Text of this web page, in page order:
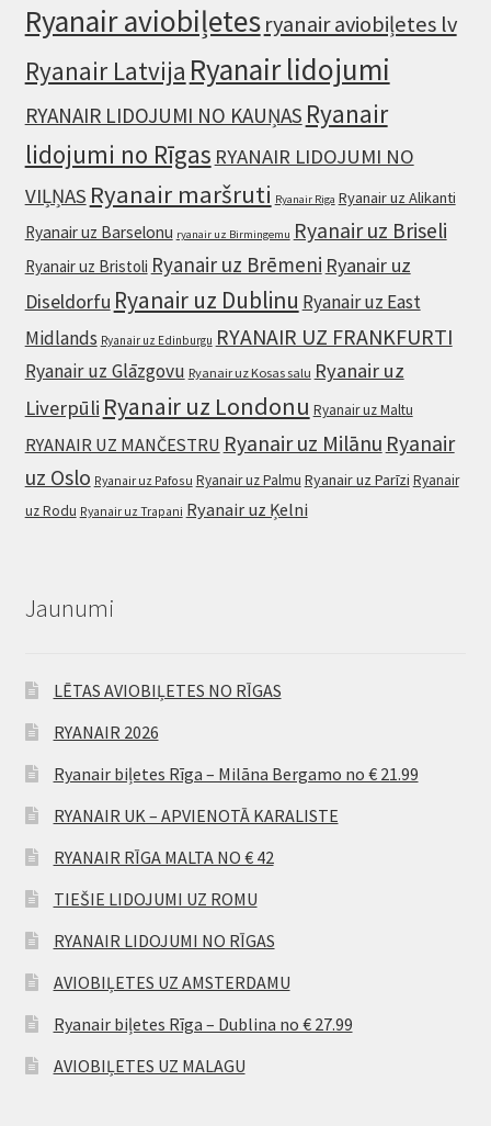
Ryanair aviobiļetes ryanair aviobiļetes lv
Ryanair Latvija Ryanair lidojumi
RYANAIR LIDOJUMI NO KAUŅAS Ryanair
lidojumi no Rīgas RYANAIR LIDOJUMI NO
VIĻŅAS Ryanair maršruti Ryanair Riga Ryanair uz Alikanti
Ryanair uz Barselonu ryanair uz Birmingemu Ryanair uz Briseli
Ryanair uz Bristoli Ryanair uz Brēmeni Ryanair uz
Diseldorfu Ryanair uz Dublinu Ryanair uz East
Midlands Ryanair uz Edinburgu RYANAIR UZ FRANKFURTI
Ryanair uz Glāzgovu Ryanair uz Kosas salu Ryanair uz
Liverpūli Ryanair uz Londonu Ryanair uz Maltu
RYANAIR UZ MANČESTRU Ryanair uz Milānu Ryanair
uz Oslo Ryanair uz Pafosu Ryanair uz Palmu Ryanair uz Parīzi Ryanair
uz Rodu Ryanair uz Trapani Ryanair uz Ķelni
Jaunumi
LĒTAS AVIOBIĻETES NO RĪGAS
RYANAIR 2026
Ryanair biļetes Rīga – Milāna Bergamo no € 21.99
RYANAIR UK – APVIENOTĀ KARALISTE
RYANAIR RĪGA MALTA NO € 42
TIEŠIE LIDOJUMI UZ ROMU
RYANAIR LIDOJUMI NO RĪGAS
AVIOBIĻETES UZ AMSTERDAMU
Ryanair biļetes Rīga – Dublina no € 27.99
AVIOBIĻETES UZ MALAGU